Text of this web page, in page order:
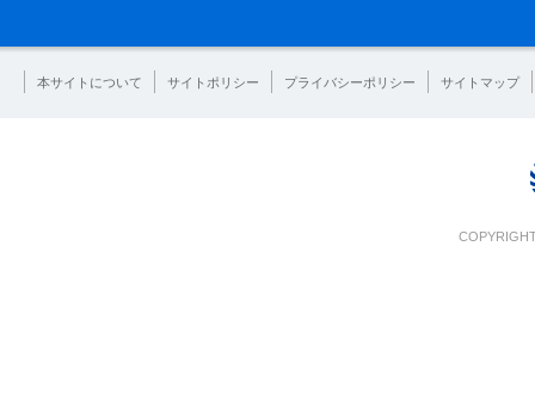
本サイトについて サイトポリシー プライバシーポリシー サイトマップ